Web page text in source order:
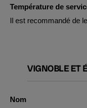
Température de
Il est recommandé de
VIGNOBLE ET
Nom